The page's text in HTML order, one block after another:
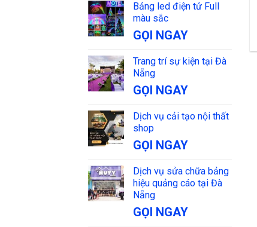
Bảng led điện tử Full
màu sắc
GỌI NGAY
Trang trí sự kiện tại Đà
Nẵng
GỌI NGAY
Dịch vụ cải tạo nội thất
shop
GỌI NGAY
Dịch vụ sửa chữa bảng
hiệu quảng cáo tại Đà
Nẵng
GỌI NGAY